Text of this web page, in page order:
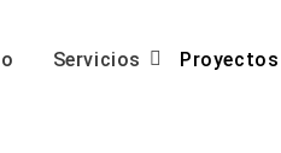
Servicios Proyectos